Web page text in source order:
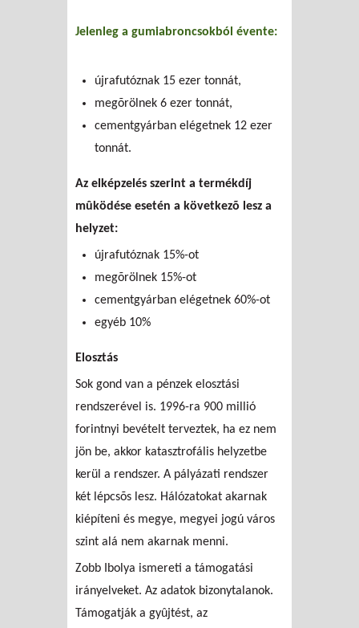
Jelenleg a gumiabroncsokból évente:
újrafutóznak 15 ezer tonnát,
megõrölnek 6 ezer tonnát,
cementgyárban elégetnek 12 ezer
tonnát.
Az elképzelés szerint a termékdíj
mûködése esetén a következõ lesz a
helyzet:
újrafutóznak 15%-ot
megõrölnek 15%-ot
cementgyárban elégetnek 60%-ot
egyéb 10%
Elosztás
Sok gond van a pénzek elosztási
rendszerével is. 1996-ra 900 millió
forintnyi bevételt terveztek, ha ez nem
jön be, akkor katasztrofális helyzetbe
kerül a rendszer. A pályázati rendszer
két lépcsõs lesz. Hálózatokat akarnak
kiépíteni és megye, megyei jogú város
szint alá nem akarnak menni.
Zobb Ibolya ismereti a támogatási
irányelveket. Az adatok bizonytalanok.
Támogatják a gyûjtést, az